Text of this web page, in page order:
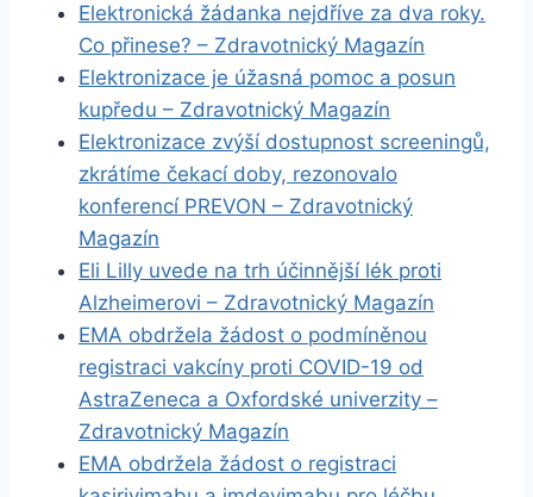
Elektronická žádanka nejdříve za dva roky.
Co přinese? – Zdravotnický Magazín
Elektronizace je úžasná pomoc a posun
kupředu – Zdravotnický Magazín
Elektronizace zvýší dostupnost screeningů,
zkrátíme čekací doby, rezonovalo
konferencí PREVON – Zdravotnický
Magazín
Eli Lilly uvede na trh účinnější lék proti
Alzheimerovi – Zdravotnický Magazín
EMA obdržela žádost o podmíněnou
registraci vakcíny proti COVID-19 od
AstraZeneca a Oxfordské univerzity –
Zdravotnický Magazín
EMA obdržela žádost o registraci